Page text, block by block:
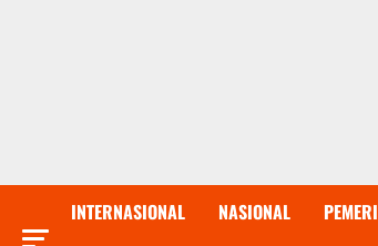
INTERNASIONAL NASIONAL